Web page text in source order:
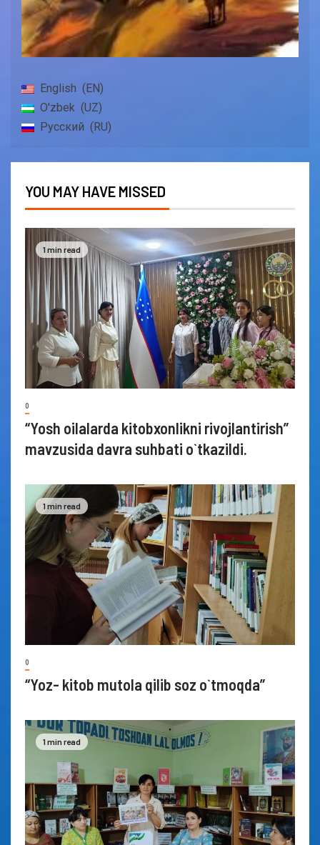
English
EN
O'zbek
UZ
Русский
RU
YOU MAY HAVE MISSED
1 min read
0
“Yosh oilalarda kitobxonlikni rivojlantirish”
mavzusida davra suhbati o`tkazildi.
1 min read
0
“Yoz- kitob mutola qilib soz o`tmoqda”
1 min read